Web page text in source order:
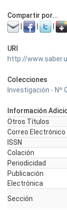
Compartir por...
URI
http://
Colecciones
Investigación - Nº
Información
Otros Títulos
Correo Electrónico
ISSN
Colación
Periodicidad
Publicación
Electrónica
Sección